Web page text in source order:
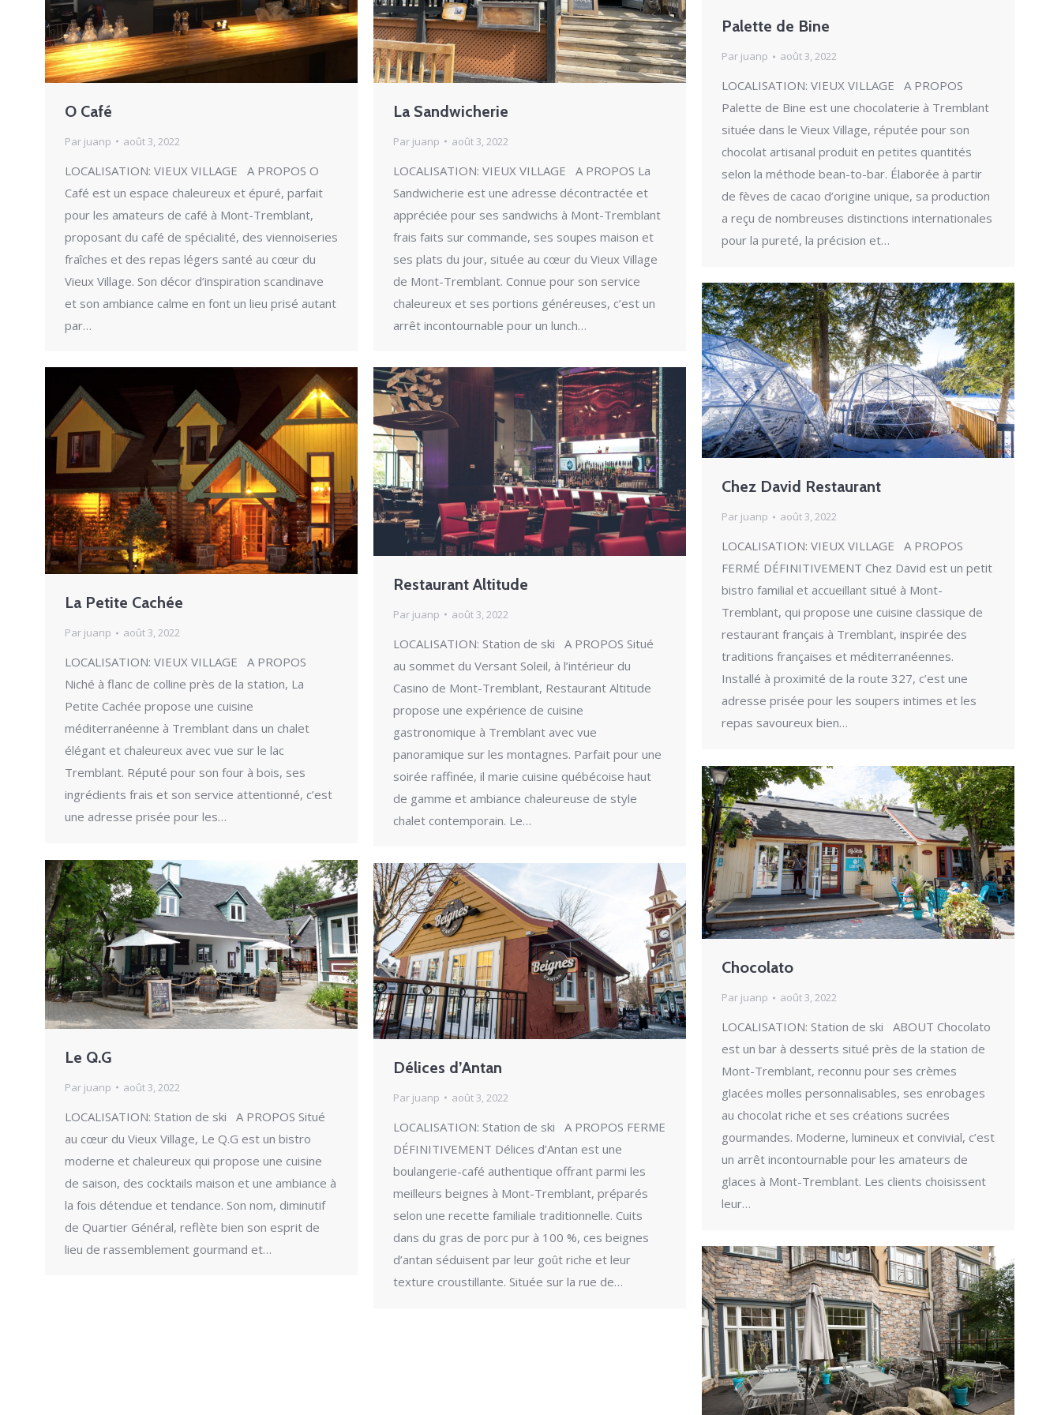
O Café
Par juanp août 3, 2022
LOCALISATION: VIEUX VILLAGE A PROPOS O
Café est un espace chaleureux et épuré, parfait
pour les amateurs de café à Mont-Tremblant,
proposant du café de spécialité, des viennoiseries
fraîches et des repas légers santé au cœur du
Vieux Village. Son décor d’inspiration scandinave
et son ambiance calme en font un lieu prisé autant
par…
La Sandwicherie
Par juanp août 3, 2022
LOCALISATION: VIEUX VILLAGE A PROPOS La
Sandwicherie est une adresse décontractée et
appréciée pour ses sandwichs à Mont-Tremblant
frais faits sur commande, ses soupes maison et
ses plats du jour, située au cœur du Vieux Village
de Mont-Tremblant. Connue pour son service
chaleureux et ses portions généreuses, c’est un
arrêt incontournable pour un lunch…
Palette de Bine
Par juanp août 3, 2022
LOCALISATION: VIEUX VILLAGE A PROPOS
Palette de Bine est une chocolaterie à Tremblant
située dans le Vieux Village, réputée pour son
chocolat artisanal produit en petites quantités
selon la méthode bean-to-bar. Élaborée à partir
de fèves de cacao d’origine unique, sa production
a reçu de nombreuses distinctions internationales
pour la pureté, la précision et…
Chez David Restaurant
Par juanp août 3, 2022
LOCALISATION: VIEUX VILLAGE A PROPOS
FERMÉ DÉFINITIVEMENT Chez David est un petit
bistro familial et accueillant situé à Mont-
Tremblant, qui propose une cuisine classique de
restaurant français à Tremblant, inspirée des
traditions françaises et méditerranéennes.
Installé à proximité de la route 327, c’est une
adresse prisée pour les soupers intimes et les
repas savoureux bien…
La Petite Cachée
Par juanp août 3, 2022
LOCALISATION: VIEUX VILLAGE A PROPOS
Niché à flanc de colline près de la station, La
Petite Cachée propose une cuisine
méditerranéenne à Tremblant dans un chalet
élégant et chaleureux avec vue sur le lac
Tremblant. Réputé pour son four à bois, ses
ingrédients frais et son service attentionné, c’est
une adresse prisée pour les…
Restaurant Altitude
Par juanp août 3, 2022
LOCALISATION: Station de ski A PROPOS Situé
au sommet du Versant Soleil, à l’intérieur du
Casino de Mont-Tremblant, Restaurant Altitude
propose une expérience de cuisine
gastronomique à Tremblant avec vue
panoramique sur les montagnes. Parfait pour une
soirée raffinée, il marie cuisine québécoise haut
de gamme et ambiance chaleureuse de style
chalet contemporain. Le…
Chocolato
Par juanp août 3, 2022
LOCALISATION: Station de ski ABOUT Chocolato
est un bar à desserts situé près de la station de
Mont-Tremblant, reconnu pour ses crèmes
glacées molles personnalisables, ses enrobages
au chocolat riche et ses créations sucrées
gourmandes. Moderne, lumineux et convivial, c’est
un arrêt incontournable pour les amateurs de
glaces à Mont-Tremblant. Les clients choisissent
leur…
Le Q.G
Par juanp août 3, 2022
LOCALISATION: Station de ski A PROPOS Situé
au cœur du Vieux Village, Le Q.G est un bistro
moderne et chaleureux qui propose une cuisine
de saison, des cocktails maison et une ambiance à
la fois détendue et tendance. Son nom, diminutif
de Quartier Général, reflète bien son esprit de
lieu de rassemblement gourmand et…
Délices d’Antan
Par juanp août 3, 2022
LOCALISATION: Station de ski A PROPOS FERME
DÉFINITIVEMENT Délices d’Antan est une
boulangerie-café authentique offrant parmi les
meilleurs beignes à Mont-Tremblant, préparés
selon une recette familiale traditionnelle. Cuits
dans du gras de porc pur à 100 %, ces beignes
d’antan séduisent par leur goût riche et leur
texture croustillante. Située sur la rue de…